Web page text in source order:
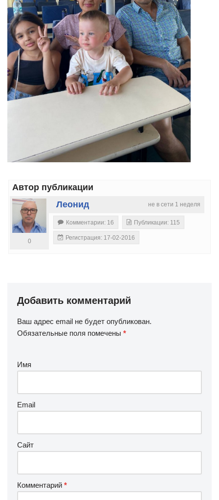
Автор публикации
не в сети 1 неделя
Леонид
0
Комментарии: 16 Публикации: 115
Регистрация: 17-02-2016
Добавить комментарий
Ваш адрес email не будет опубликован.
Обязательные поля помечены *
Имя
Email
Сайт
Комментарий *